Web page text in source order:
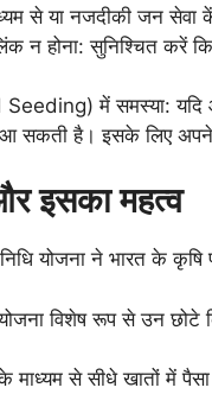
से या नजदीकी जन
न होना: सुनिश्चित करें
में समस्या: यदि
सकती है। इसके लिए अपने
इसका महत्व
योजना ने भारत के कृषि
योजना विशेष रूप से उन
के माध्यम से सीधे खातों में